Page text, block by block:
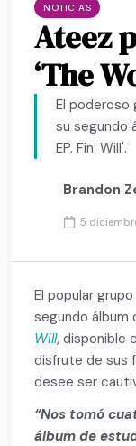
NOTICIAS
Ateez
‘The
El poderoso
su segundo
EP. Fin: Will'.
Brandon
5
El popular
segundo
Will, disponible
disfrute de sus
desee ser
“Nos tomó
álbum de